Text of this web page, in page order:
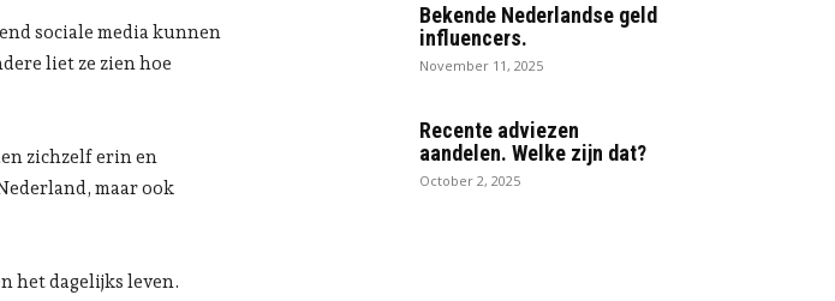
sociale media kunnen
liet ze zien hoe
zichzelf erin en
maar ook
het dagelijks leven.
Bekende Nederlandse geld
influencers.
November 11, 2025
Recente adviezen
aandelen. Welke zijn dat?
October 2, 2025